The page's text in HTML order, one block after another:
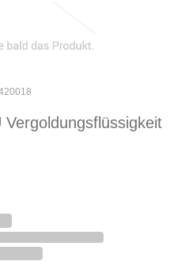
Vergoldungsflüssigkeit